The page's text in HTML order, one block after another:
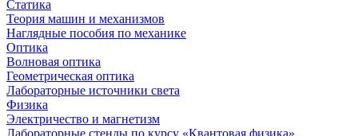
Статика
Теория машин и механизмов
Наглядные пособия по механике
Оптика
Волновая оптика
Геометрическая оптика
Лабораторные источники света
Физика
Электричество и магнетизм
Лабораторные стенды по курсу «Квантовая физика»